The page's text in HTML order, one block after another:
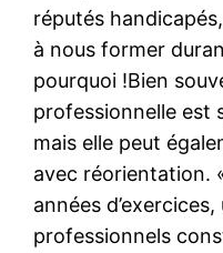
réputés
à nous former
pourquoi !Bien
professionnelle est
mais elle peut
avec réorientation.
années
professionnels